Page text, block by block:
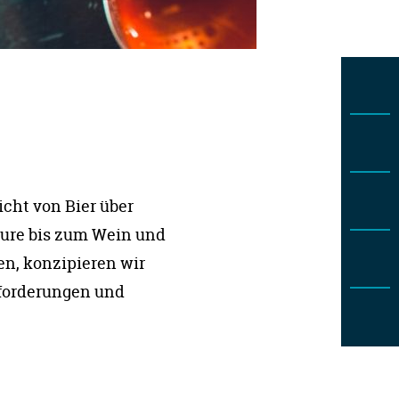
von Bier über
bis zum Wein und
konzipieren wir
und